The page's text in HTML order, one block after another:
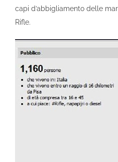
capi d’abbigliamento delle
Rifle.